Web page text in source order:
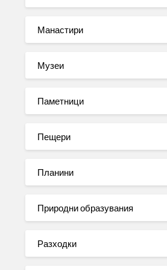
Манастири
Музеи
Паметници
Пещери
Планини
Природни образувания
Разходки